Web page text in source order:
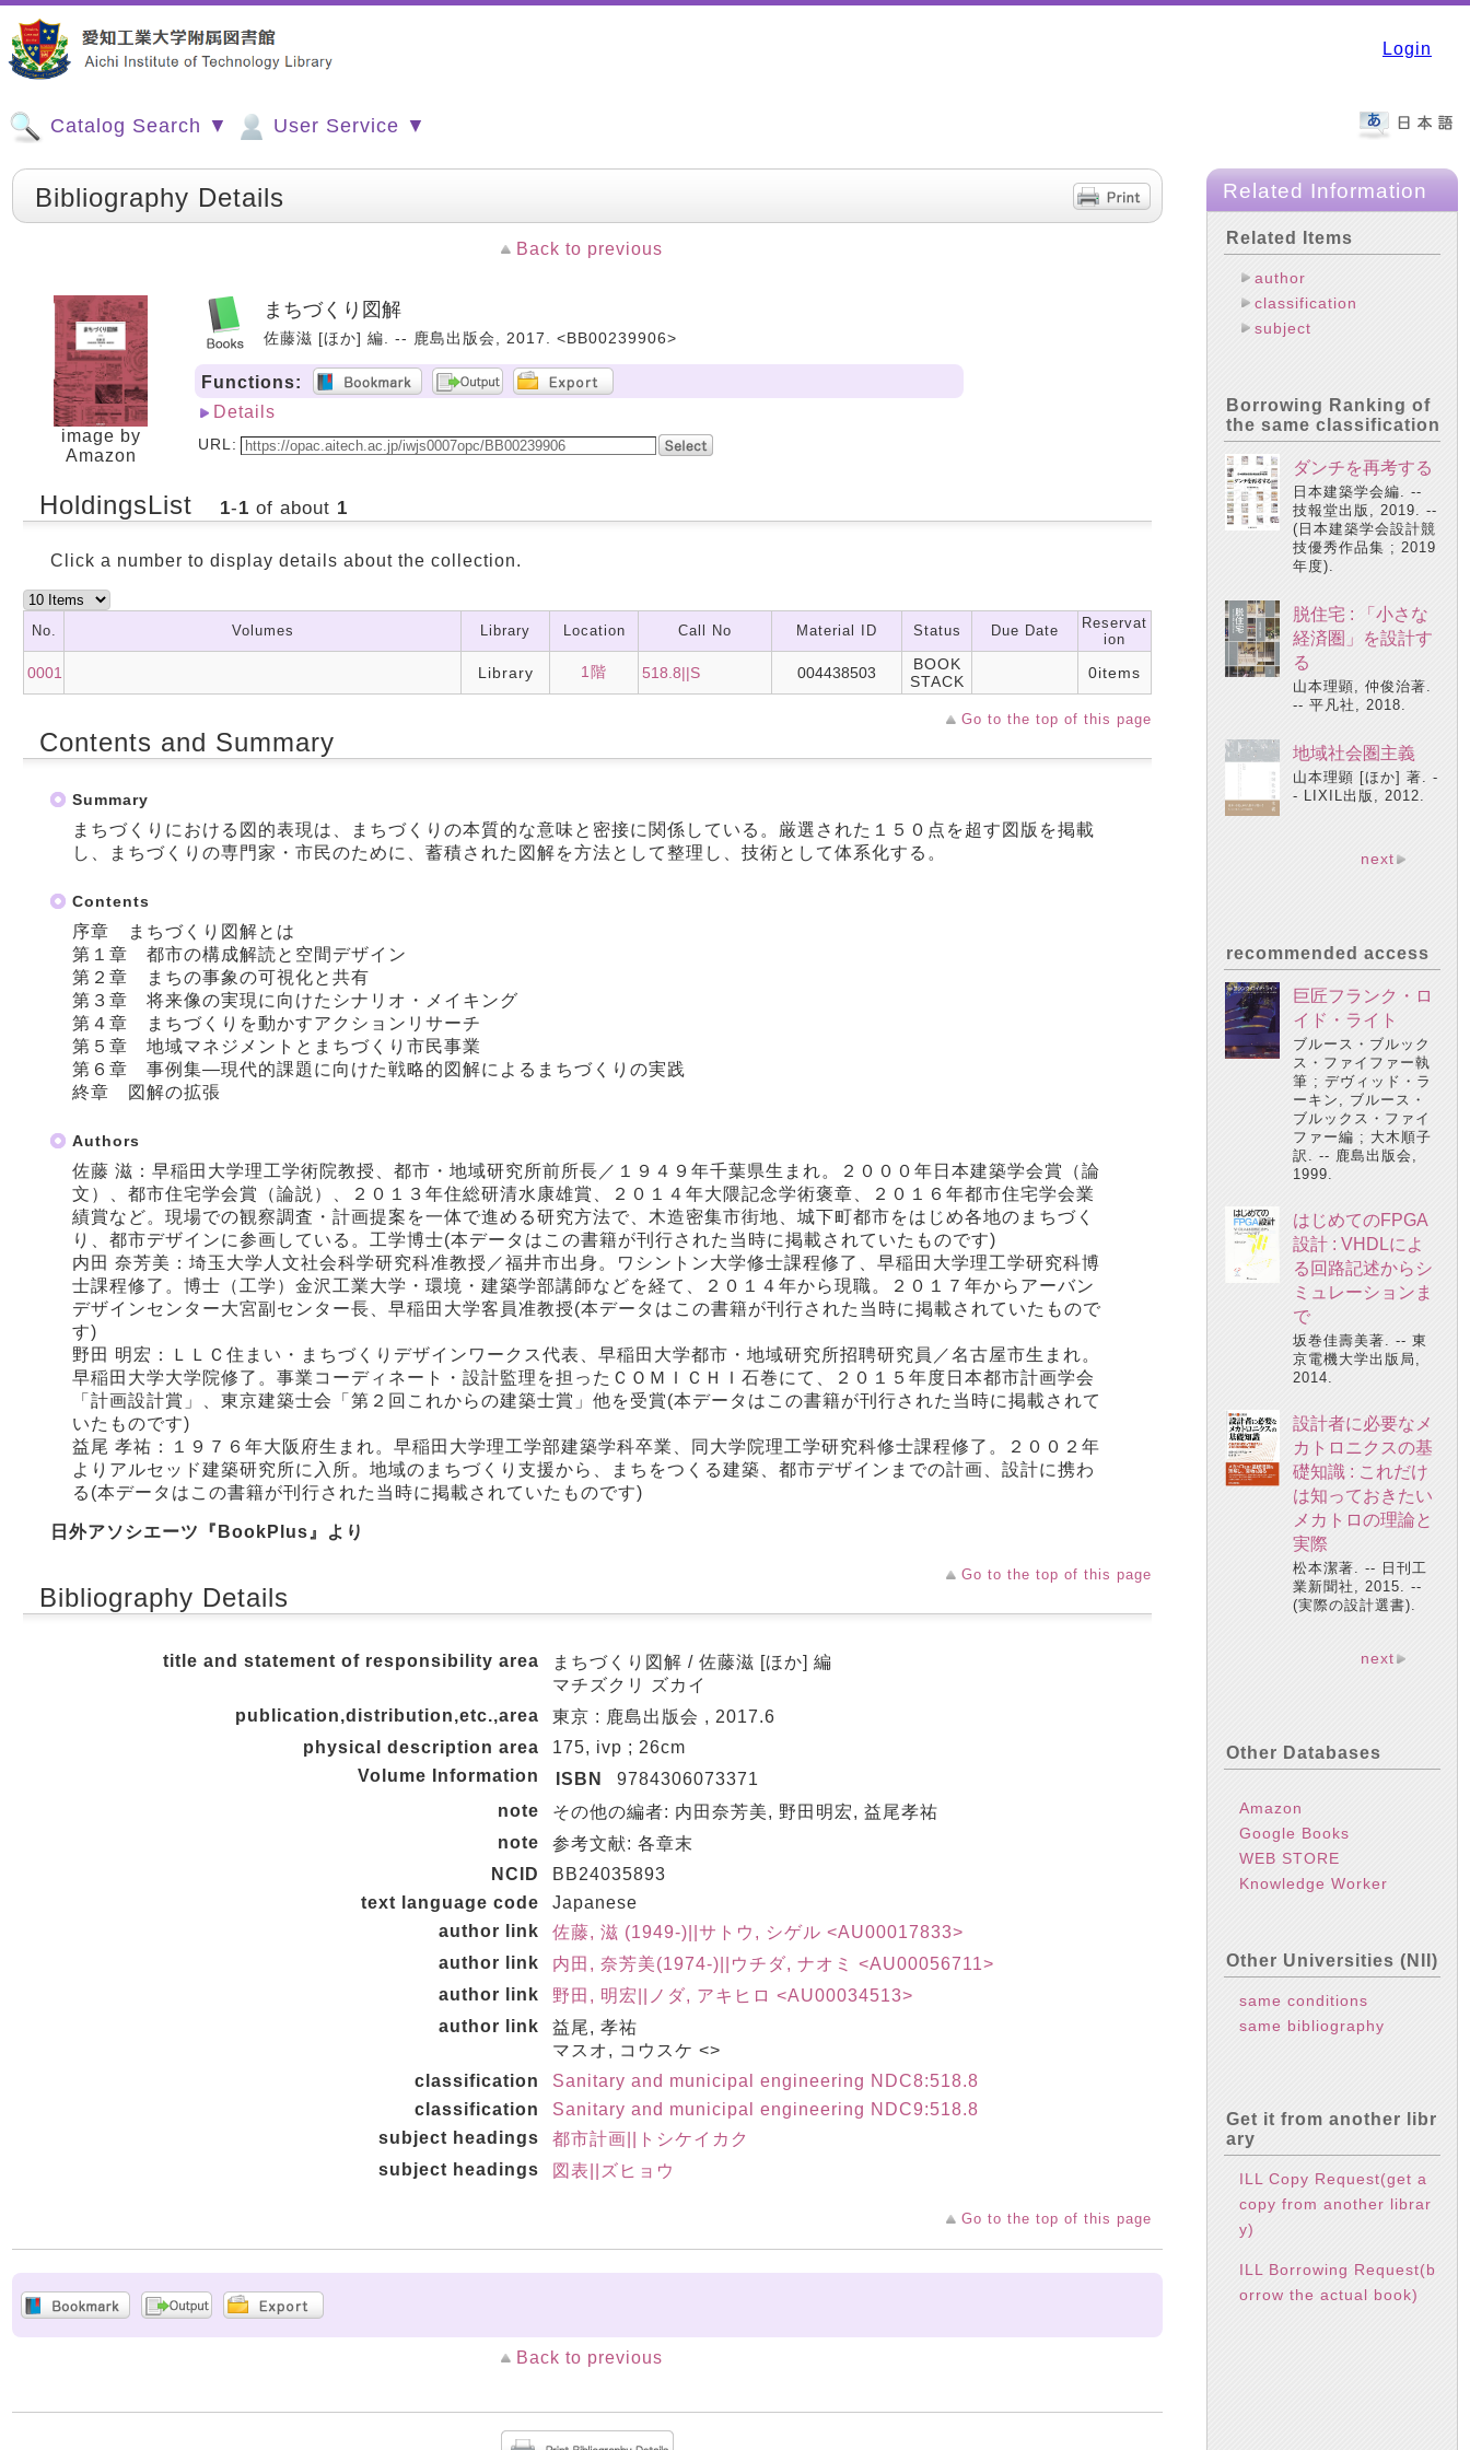
Login
Catalog Search ▼ User Service ▼
Bibliography Details
Back to previous
image by
Amazon
まちづくり図解
佐藤滋 [ほか] 編. -- 鹿島出版会, 2017. <BB00239906>
Functions:
Details
URL:
HoldingsList 1-1 of about 1
Click a number to display details about the collection.
No. Volumes Library Location Call No Material ID Status Due Date
Reservat
ion
0001 Library 1階 518.8||S 004438503
BOOK
STACK
0items
Go to the top of this page
Contents and Summary
Summary
まちづくりにおける図的表現は、まちづくりの本質的な意味と密接に関係している。厳選された１５０点を超す図版を掲載
し、まちづくりの専門家・市民のために、蓄積された図解を方法として整理し、技術として体系化する。
Contents
序章 まちづくり図解とは
第１章 都市の構成解読と空間デザイン
第２章 まちの事象の可視化と共有
第３章 将来像の実現に向けたシナリオ・メイキング
第４章 まちづくりを動かすアクションリサーチ
第５章 地域マネジメントとまちづくり市民事業
第６章 事例集―現代的課題に向けた戦略的図解によるまちづくりの実践
終章 図解の拡張
Authors
佐藤 滋：早稲田大学理工学術院教授、都市・地域研究所前所長／１９４９年千葉県生まれ。２０００年日本建築学会賞（論
文）、都市住宅学会賞（論説）、２０１３年住総研清水康雄賞、２０１４年大隈記念学術褒章、２０１６年都市住宅学会業
績賞など。現場での観察調査・計画提案を一体で進める研究方法で、木造密集市街地、城下町都市をはじめ各地のまちづく
り、都市デザインに参画している。工学博士(本データはこの書籍が刊行された当時に掲載されていたものです)
内田 奈芳美：埼玉大学人文社会科学研究科准教授／福井市出身。ワシントン大学修士課程修了、早稲田大学理工学研究科博
士課程修了。博士（工学）金沢工業大学・環境・建築学部講師などを経て、２０１４年から現職。２０１７年からアーバン
デザインセンター大宮副センター長、早稲田大学客員准教授(本データはこの書籍が刊行された当時に掲載されていたもので
す)
野田 明宏：ＬＬＣ住まい・まちづくりデザインワークス代表、早稲田大学都市・地域研究所招聘研究員／名古屋市生まれ。
早稲田大学大学院修了。事業コーディネート・設計監理を担ったＣＯＭＩＣＨＩ石巻にて、２０１５年度日本都市計画学会
「計画設計賞」、東京建築士会「第２回これからの建築士賞」他を受賞(本データはこの書籍が刊行された当時に掲載されて
いたものです)
益尾 孝祐：１９７６年大阪府生まれ。早稲田大学理工学部建築学科卒業、同大学院理工学研究科修士課程修了。２００２年
よりアルセッド建築研究所に入所。地域のまちづくり支援から、まちをつくる建築、都市デザインまでの計画、設計に携わ
る(本データはこの書籍が刊行された当時に掲載されていたものです)
日外アソシエーツ『BookPlus』より
Go to the top of this page
Bibliography Details
title and statement of responsibility area
まちづくり図解 / 佐藤滋 [ほか] 編
マチズクリ ズカイ
publication,distribution,etc.,area
東京 : 鹿島出版会 , 2017.6
physical description area
175, ivp ; 26cm
Volume Information
ISBN
9784306073371
note
その他の編者: 内田奈芳美, 野田明宏, 益尾孝祐
note
参考文献: 各章末
NCID
BB24035893
text language code
Japanese
author link
佐藤, 滋 (1949-)||サトウ, シゲル <AU00017833>
author link
内田, 奈芳美(1974-)||ウチダ, ナオミ <AU00056711>
author link
野田, 明宏||ノダ, アキヒロ <AU00034513>
author link
益尾, 孝祐
マスオ, コウスケ <>
classification
Sanitary and municipal engineering NDC8:518.8
classification
Sanitary and municipal engineering NDC9:518.8
subject headings
都市計画||トシケイカク
subject headings
図表||ズヒョウ
Go to the top of this page
Back to previous
Related Information
Related Items
author
classification
subject
Borrowing Ranking of
the same classification
ダンチを再考する
日本建築学会編. --
技報堂出版, 2019. --
(日本建築学会設計競
技優秀作品集 ; 2019
年度).
脱住宅 : 「小さな
経済圏」を設計す
る
山本理顕, 仲俊治著.
-- 平凡社, 2018.
地域社会圏主義
山本理顕 [ほか] 著. -
- LIXIL出版, 2012.
next
recommended access
巨匠フランク・ロ
イド・ライト
ブルース・ブルック
ス・ファイファー執
筆 ; デヴィッド・ラ
ーキン, ブルース・
ブルックス・ファイ
ファー編 ; 大木順子
訳. -- 鹿島出版会,
1999.
はじめてのFPGA
設計 : VHDLによ
る回路記述からシ
ミュレーションま
で
坂巻佳壽美著. -- 東
京電機大学出版局,
2014.
設計者に必要なメ
カトロニクスの基
礎知識 : これだけ
は知っておきたい
メカトロの理論と
実際
松本潔著. -- 日刊工
業新聞社, 2015. --
(実際の設計選書).
next
Other Databases
Amazon
Google Books
WEB STORE
Knowledge Worker
Other Universities (NII)
same conditions
same bibliography
Get it from another libr
ary
ILL Copy Request(get a
copy from another librar
y)
ILL Borrowing Request(b
orrow the actual book)